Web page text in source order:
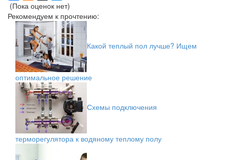
(Пока оценок нет)
Рекомендуем к прочтению:
Какой теплый пол лучше? Ищем
оптимальное решение
Схемы подключения
терморегулятора к водяному теплому полу